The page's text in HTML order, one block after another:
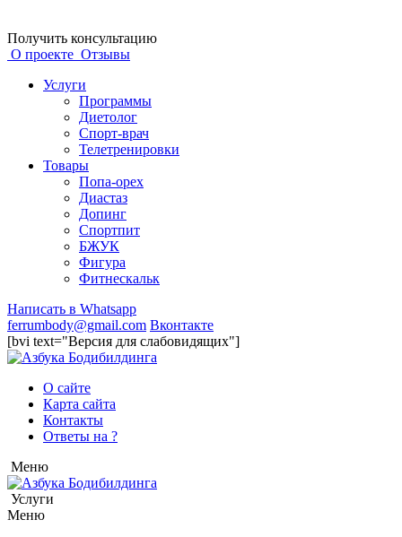
Получить консультацию
О проекте Отзывы
Услуги
Программы
Диетолог
Спорт-врач
Телетренировки
Товары
Попа-орех
Диастаз
Допинг
Спортпит
БЖУК
Фигура
Фитнескальк
Написать в Whatsapp
ferrumbody@gmail.com Вконтакте
[bvi text="Версия для слабовидящих"]
О сайте
Карта сайта
Контакты
Ответы на ?
Меню
Услуги
Меню